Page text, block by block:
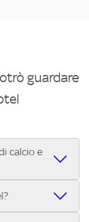
guardare
calcio e
di Serie A,